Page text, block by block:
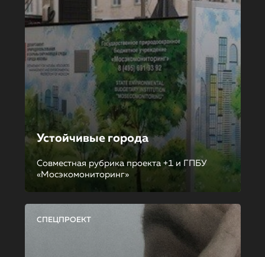
Устойчивые города
Совместная рубрика проекта +1 и ГПБУ
«Мосэкомониторинг»
СПЕЦПРОЕКТ